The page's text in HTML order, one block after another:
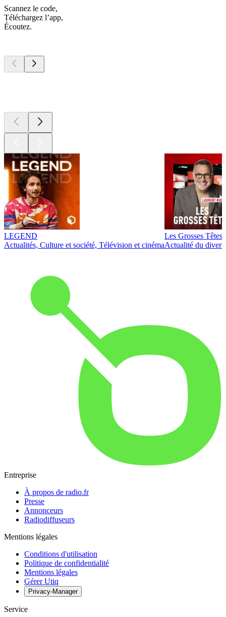
Scannez le code,
Téléchargez l’app,
Écoutez.
LEGEND
Actualités, Culture et société, Télévision et cinéma
Les Grosses Têtes
Actualité du
Entreprise
À propos de radio.fr
Presse
Annonceurs
Radiodiffuseurs
Mentions légales
Conditions d'utilisation
Politique de confidentialité
Mentions légales
Gérer Utiq
Privacy-Manager
Service